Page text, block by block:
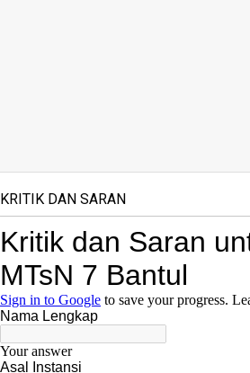
KRITIK DAN SARAN